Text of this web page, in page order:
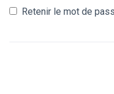
Retenir le mot de